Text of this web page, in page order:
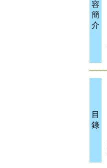
容
簡
介
目
錄